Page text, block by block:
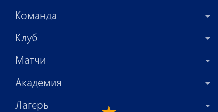
Команда
Клуб
Матчи
Академия
Лагерь